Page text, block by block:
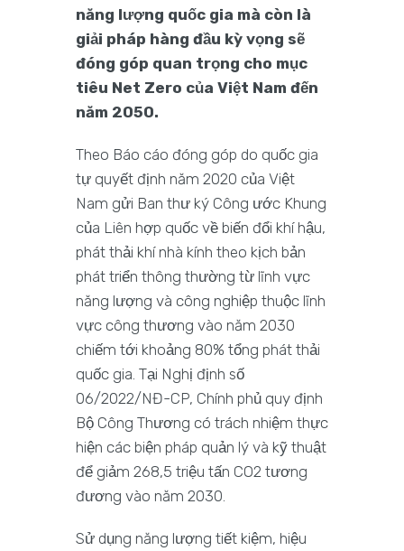
năng lượng quốc gia mà còn là
giải pháp hàng đầu kỳ vọng sẽ
đóng góp quan trọng cho mục
tiêu Net Zero của Việt Nam đến
năm 2050.
Theo Báo cáo đóng góp do quốc gia
tự quyết định năm 2020 của Việt
Nam gửi Ban thư ký Công ước Khung
của Liên hợp quốc về biến đổi khí hậu,
phát thải khí nhà kính theo kịch bản
phát triển thông thường từ lĩnh vực
năng lượng và công nghiệp thuộc lĩnh
vực công thương vào năm 2030
chiếm tới khoảng 80% tổng phát thải
quốc gia. Tại Nghị định số
06/2022/NĐ-CP, Chính phủ quy định
Bộ Công Thương có trách nhiệm thực
hiện các biện pháp quản lý và kỹ thuật
để giảm 268,5 triệu tấn CO2 tương
đương vào năm 2030.
Sử dụng năng lượng tiết kiệm, hiệu